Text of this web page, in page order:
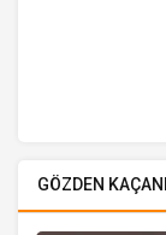
GÖZDEN